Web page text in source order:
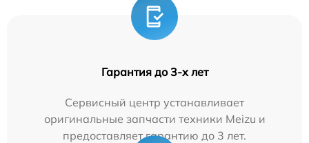
Гарантия до 3-х лет
Сервисный центр устанавливает
оригинальные запчасти техники Meizu и
предоставляет гарантию до 3 лет.